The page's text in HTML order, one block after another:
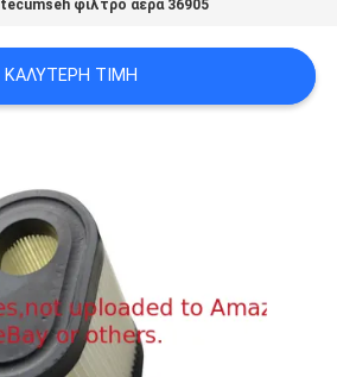
tecumseh φίλτρο αέρα 36905
ΚΑΛΎΤΕΡΗ ΤΙΜΉ